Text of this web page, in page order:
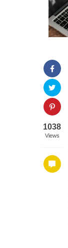
1038
Views